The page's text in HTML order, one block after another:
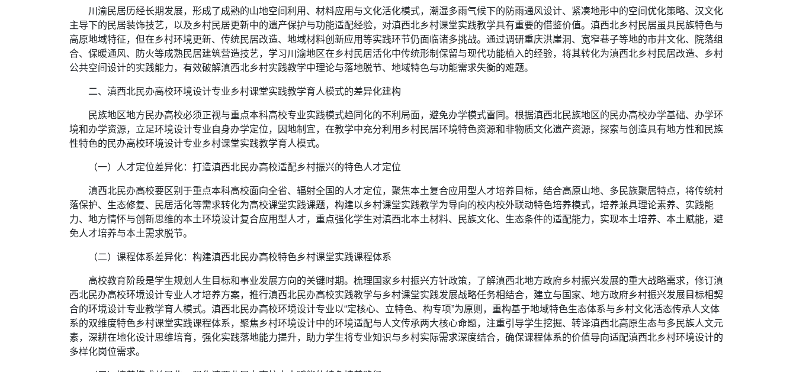
川渝民居历经长期发展，形成了成熟的山地空间利用、材料应用与文化活化模式，潮湿多雨气候下的防雨通风设计、紧凑地形中的空间优化策略、汉文化
主导下的民居装饰技艺，以及乡村民居更新中的遗产保护与功能适配经验，对滇西北乡村课堂实践教学具有重要的借鉴价值。滇西北乡村民居虽具民族特色与
高原地域特征，但在乡村环境更新、传统民居改造、地域材料创新应用等实践环节仍面临诸多挑战。通过调研重庆洪崖洞、宽窄巷子等地的市井文化、院落组
合、保暖通风、防火等成熟民居建筑营造技艺，学习川渝地区在乡村民居活化中传统形制保留与现代功能植入的经验，将其转化为滇西北乡村民居改造、乡村
公共空间设计的实践能力，有效破解滇西北乡村实践教学中理论与落地脱节、地域特色与功能需求失衡的难题。
二、滇西北民办高校环境设计专业乡村课堂实践教学育人模式的差异化建构
民族地区地方民办高校必须正视与重点本科高校专业实践模式趋同化的不利局面，避免办学模式雷同。根据滇西北民族地区的民办高校办学基础、办学环
境和办学资源，立足环境设计专业自身办学定位，因地制宜，在教学中充分利用乡村民居环境特色资源和非物质文化遗产资源，探索与创造具有地方性和民族
性特色的民办高校环境设计专业乡村课堂实践教学育人模式。
（一）人才定位差异化：打造滇西北民办高校适配乡村振兴的特色人才定位
滇西北民办高校要区别于重点本科高校面向全省、辐射全国的人才定位，聚焦本土复合应用型人才培养目标，结合高原山地、多民族聚居特点，将传统村
落保护、生态修复、民居活化等需求转化为高校课堂实践课题，构建以乡村课堂实践教学为导向的校内校外联动特色培养模式，培养兼具理论素养、实践能
力、地方情怀与创新思维的本土环境设计复合应用型人才，重点强化学生对滇西北本土材料、民族文化、生态条件的适配能力，实现本土培养、本土赋能，避
免人才培养与本土需求脱节。
（二）课程体系差异化：构建滇西北民办高校特色乡村课堂实践课程体系
高校教育阶段是学生规划人生目标和事业发展方向的关键时期。梳理国家乡村振兴方针政策，了解滇西北地方政府乡村振兴发展的重大战略需求，修订滇
西北民办高校环境设计专业人才培养方案，推行滇西北民办高校实践教学与乡村课堂实践发展战略任务相结合，建立与国家、地方政府乡村振兴发展目标相契
合的环境设计专业教学育人模式。滇西北民办高校环境设计专业以“定核心、立特色、构专项”为原则，重构基于地域特色生态体系与乡村文化活态传承人文体
系的双维度特色乡村课堂实践课程体系，聚焦乡村环境设计中的环境适配与人文传承两大核心命题，注重引导学生挖掘、转译滇西北高原生态与多民族人文元
素，深耕在地化设计思维培育，强化实践落地能力提升，助力学生将专业知识与乡村实际需求深度结合，确保课程体系的价值导向适配滇西北乡村环境设计的
多样化岗位需求。